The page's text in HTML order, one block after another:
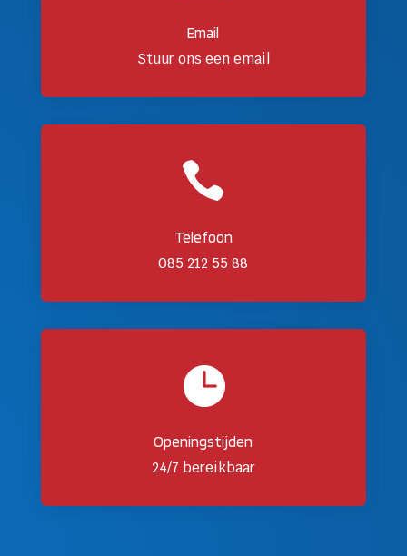
Email
Stuur ons een email

Telefoon
085 212 55 88

Openingstijden
24/7 bereikbaar